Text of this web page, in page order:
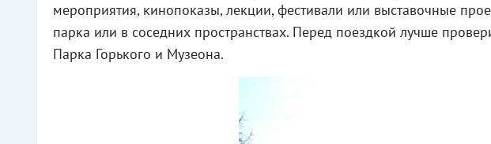
мероприятия, кинопоказы, лекции, фестивали или выставочные
парка или в соседних пространствах. Перед поездкой лучше
Парка Горького и Музеона.